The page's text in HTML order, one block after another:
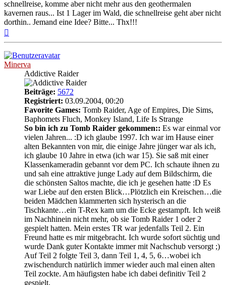
schnellreise, komme aber nicht mehr aus den geothermalen
kavernen raus... Ist 1 Lager im Wald, die schnellreise geht aber nicht
dorthin.. Jemand eine Idee? Bitte... Thx!!!
Minerva
Addictive Raider
Beiträge: 5672
Registriert: 03.09.2004, 00:20
Favorite Games: Tomb Raider, Age of Empires, Die Sims,
Baphomets Fluch, Monkey Island, Life Is Strange
So bin ich zu Tomb Raider gekommen:: Es war einmal vor
vielen Jahren... :D ich glaube 1997. Ich war im Hause einer
alten Bekannten von mir, die einige Jahre jünger war als ich,
ich glaube 10 Jahre in etwa (ich war 15). Sie saß mit einer
Klassenkameradin gebannt vor dem PC. Ich schaute ihnen zu
und sah eine attraktive junge Lady auf dem Bildschirm, die
die schönsten Saltos machte, die ich je gesehen hatte :D Es
war Liebe auf den ersten Blick…Plötzlich ein Kreischen…die
beiden Mädchen klammerten sich hysterisch an die
Tischkante…ein T-Rex kam um die Ecke gestampft. Ich weiß
im Nachhinein nicht mehr, ob sie Tomb Raider 1 oder 2
gespielt hatten. Mein erstes TR war jedenfalls Teil 2. Ein
Freund hatte es mir mitgebracht. Ich wurde sofort süchtig und
wurde Dank guter Kontakte immer mit Nachschub versorgt ;)
Auf Teil 2 folgte Teil 3, dann Teil 1, 4, 5, 6…wobei ich
zwischendurch natürlich immer wieder auch mal einen alten
Teil zockte. Am häufigsten habe ich dabei definitiv Teil 2
gespielt.